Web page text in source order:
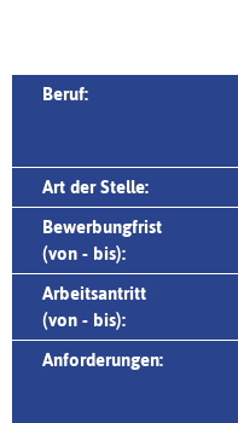
Beruf:
Art der Stelle:
Bewerbungfrist
(von - bis):
Arbeitsantritt
(von - bis):
Anforderungen: